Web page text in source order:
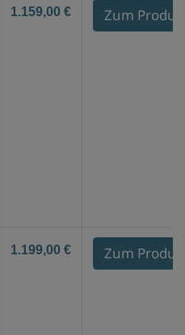
1.159,00 € Zum
1.199,00 € Zum